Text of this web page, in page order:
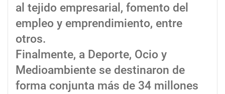
al tejido empresarial, fomento del
empleo y emprendimiento, entre
otros.
Finalmente, a Deporte, Ocio y
Medioambiente se destinaron de
forma conjunta más de 34 millones